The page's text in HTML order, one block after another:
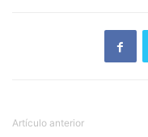
Artículo anterior